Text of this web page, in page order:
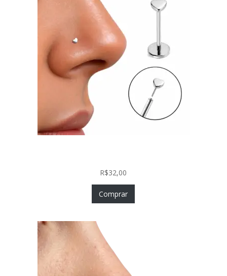
R$32,00
Comprar